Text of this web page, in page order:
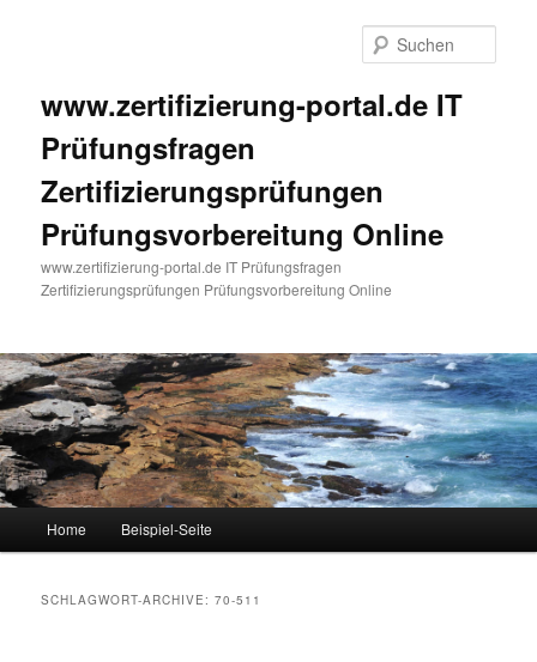
www.zertifizierung-portal.de IT
Prüfungsfragen
Zertifizierungsprüfungen
Prüfungsvorbereitung Online
www.zertifizierung-portal.de IT Prüfungsfragen
Zertifizierungsprüfungen Prüfungsvorbereitung Online
Zum Inhalt wechseln
Zum sekundären Inhalt wechseln
Home Beispiel-Seite
SCHLAGWORT-ARCHIVE:70-511